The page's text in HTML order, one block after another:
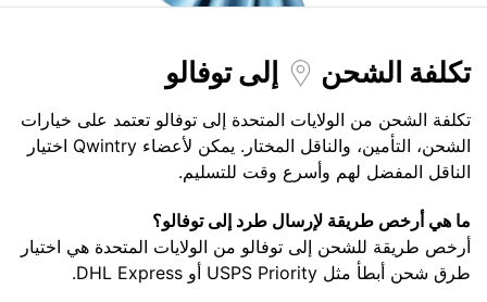
تكلفة الشحن إلى توفالو
تكلفة الشحن من الولايات المتحدة إلى توفالو تعتمد على خيارات
الشحن، التأمين، والناقل المختار. يمكن لأعضاء Qwintry اختيار
الناقل المفضل لهم وأسرع وقت للتسليم.
ما هي أرخص طريقة لإرسال طرد إلى توفالو؟
أرخص طريقة للشحن إلى توفالو من الولايات المتحدة هي اختيار
طرق شحن أبطأ مثل USPS Priority أو DHL Express.